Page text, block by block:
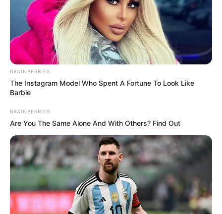
BRAINBERRIES
The Instagram Model Who Spent A Fortune To Look Like
Barbie
BRAINBERRIES
Are You The Same Alone And With Others? Find Out